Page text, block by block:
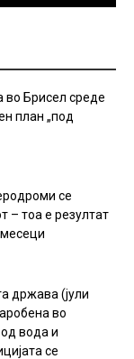
во Брисел среде
план „под
се
– тоа е резултат
држава (јули
во
од вода и
се